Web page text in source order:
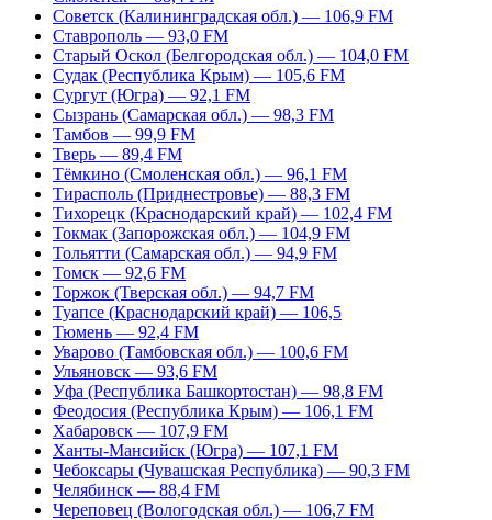
Советск (Калининградская обл.) — 106,9 FM
Ставрополь — 93,0 FM
Старый Оскол (Белгородская обл.) — 104,0 FM
Судак (Республика Крым) — 105,6 FM
Сургут (Югра) — 92,1 FM
Сызрань (Самарская обл.) — 98,3 FM
Тамбов — 99,9 FM
Тверь — 89,4 FM
Тёмкино (Смоленская обл.) — 96,1 FM
Тирасполь (Приднестровье) — 88,3 FM
Тихорецк (Краснодарский край) — 102,4 FM
Токмак (Запорожская обл.) — 104,9 FM
Тольятти (Самарская обл.) — 94,9 FM
Томск — 92,6 FM
Торжок (Тверская обл.) — 94,7 FM
Туапсе (Краснодарский край) — 106,5
Тюмень — 92,4 FM
Уварово (Тамбовская обл.) — 100,6 FM
Ульяновск — 93,6 FM
Уфа (Республика Башкортостан) — 98,8 FM
Феодосия (Республика Крым) — 106,1 FM
Хабаровск — 107,9 FM
Ханты-Мансийск (Югра) — 107,1 FM
Чебоксары (Чувашская Республика) — 90,3 FM
Челябинск — 88,4 FM
Череповец (Вологодская обл.) — 106,7 FM